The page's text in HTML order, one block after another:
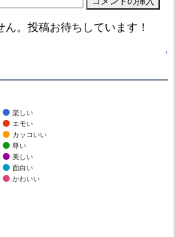
。投稿お待ちしています！
↑
楽しい
エモい
カッコいい
尊い
美しい
面白い
かわいい